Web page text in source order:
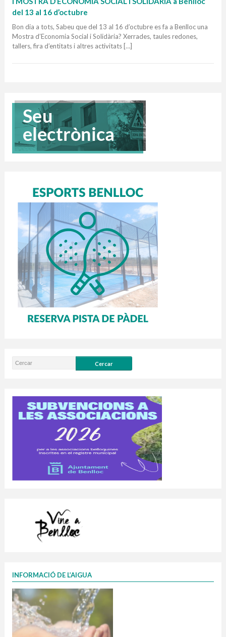
del 13 al 16 d’octubre
Bon dia a tots, Sabeu que del 13 al 16 d’octubre es fa a Benlloc una
Mostra d’Economia Social i Solidària? Xerrades, taules redones,
tallers, fira d’entitats i altres activitats […]
INFORMACIÓ DE L’AIGUA